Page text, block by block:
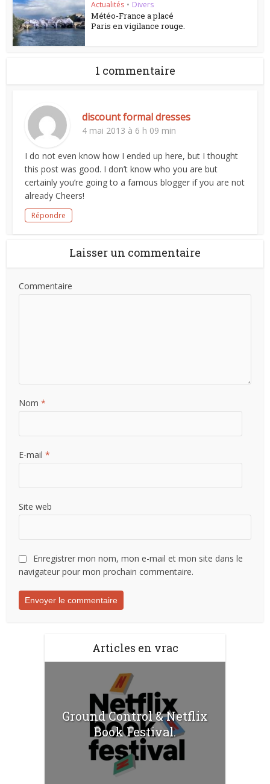
Actualités • Divers
Météo-France a placé
Paris en vigilance rouge.
1 commentaire
discount formal dresses
4 mai 2013 à 6 h 09 min
I do not even know how I ended up here, but I thought
this post was good. I don’t know who you are but
certainly you’re going to a famous blogger if you are not
already Cheers!
Répondre
Laisser un commentaire
Commentaire
Nom*
E-mail*
Site web
Enregistrer mon nom, mon e-mail et mon site dans le
navigateur pour mon prochain commentaire.
Articles en vrac
Ground Control & Netflix
Book Festival.